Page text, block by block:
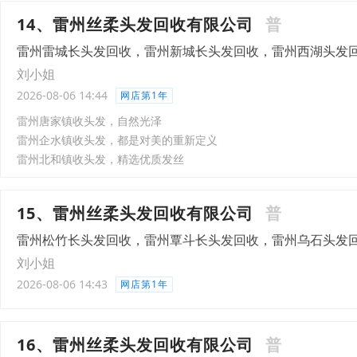
14、雷州丝柔头发回收有限公司 普
雷州雷城长头发回收，雷州新城长头发回收，雷州西湖头发
刘小姐
2026-08-06 14:44 网店第1年
雷州唐家镇收头发，自然光泽
雷州企水镇收头发，都是对美的重新定义
雷州北和镇收头发，精选优质发丝
15、雷州丝柔头发回收有限公司 普
雷州松竹长头发回收，雷州覃斗长头发回收，雷州乌石头发
刘小姐
2026-08-06 14:43 网店第1年
16、雷州丝柔头发回收有限公司 普